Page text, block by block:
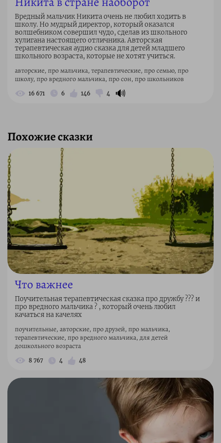
Вредный мальчик Никита очень не любил ходить в
школу. Но мудрый директор, который оказался
волшебником совершил чудо, сделав из школьного
хулигана настоящего отличника. Авторская
терапевтическая аудио сказка для детей младшего
школьного возраста, которые не хотят учиться.
авторские, про мальчика, терапевтические, про семью, про
школу, про вредного мальчика, про сон, про школьников
16 671 6 146 4 🔊
Похожие сказки
Что важнее
Поучительная терапевтическая сказка про дружбу ?‍?‍? и
про вредного мальчика ? , который очень любил
качаться на качелях
поучительные, авторские, про друзей, про мальчика,
терапевтические, про вредного мальчика, для детей
дошкольного возраста
8 767 4 48